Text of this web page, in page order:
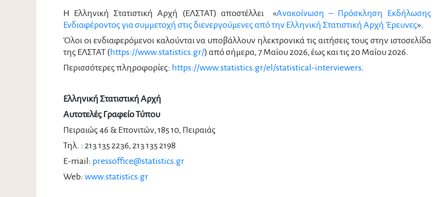
H Ελληνική Στατιστική Αρχή (ΕΛΣΤΑΤ) αποστέλλει «Ανακοίνωση – Πρόσκληση Εκδήλωσης
Ενδιαφέροντος για συμμετοχή στις διενεργούμενες από την Ελληνική Στατιστική Αρχή Έρευνες».
Όλοι οι ενδιαφερόμενοι καλούνται να υποβάλλουν ηλεκτρονικά τις αιτήσεις τους στην ιστοσελίδα
της ΕΛΣΤΑΤ (https://www.statistics.gr/) από σήμερα, 7 Μαΐου 2026, έως και τις 20 Μαΐου 2026.
Περισσότερες πληροφορίες: https://www.statistics.gr/el/statistical-interviewers.
Ελληνική Στατιστική Αρχή
Αυτοτελές Γραφείο Τύπου
Πειραιώς 46 & Επονιτών, 185 10, Πειραιάς
Τηλ. : 213 135 2236, 213 135 2198
E-mail: pressoffice@statistics.gr
Web: www.statistics.gr